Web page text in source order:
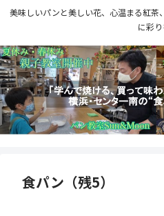
美味しいパンと美しい花、心温まる紅茶
に彩
食パン（残5）